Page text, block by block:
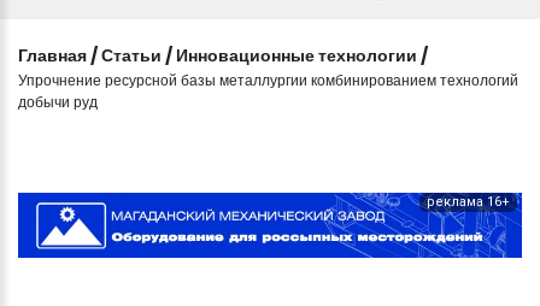
Главная /Статьи / Инновационные технологии /
Упрочнение ресурсной базы металлургии комбинированием технологий
добычи руд
реклама 16+